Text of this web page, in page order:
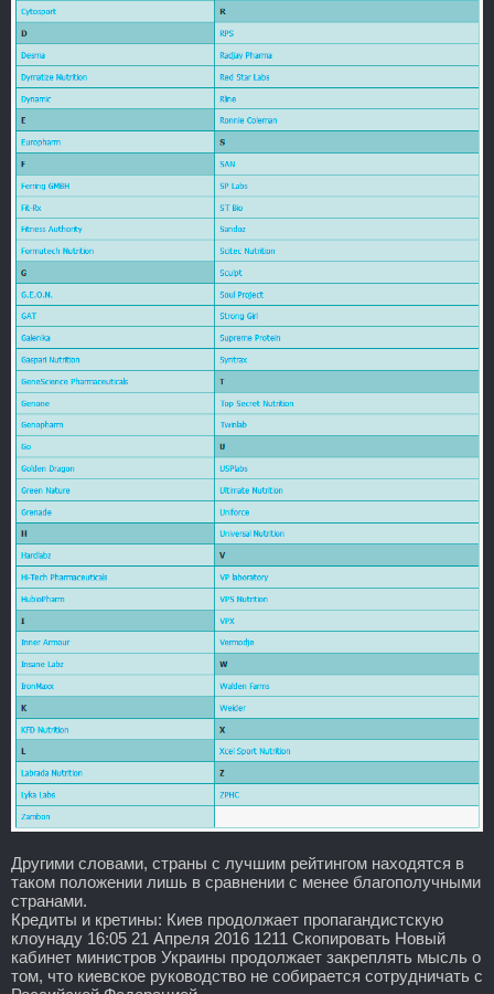
Другими словами, страны с лучшим рейтингом находятся в
таком положении лишь в сравнении с менее благополучными
странами.
Кредиты и кретины: Киев продолжает пропагандистскую
клоунаду 16:05 21 Апреля 2016 1211 Скопировать Новый
кабинет министров Украины продолжает закреплять мысль о
том, что киевское руководство не собирается сотрудничать с